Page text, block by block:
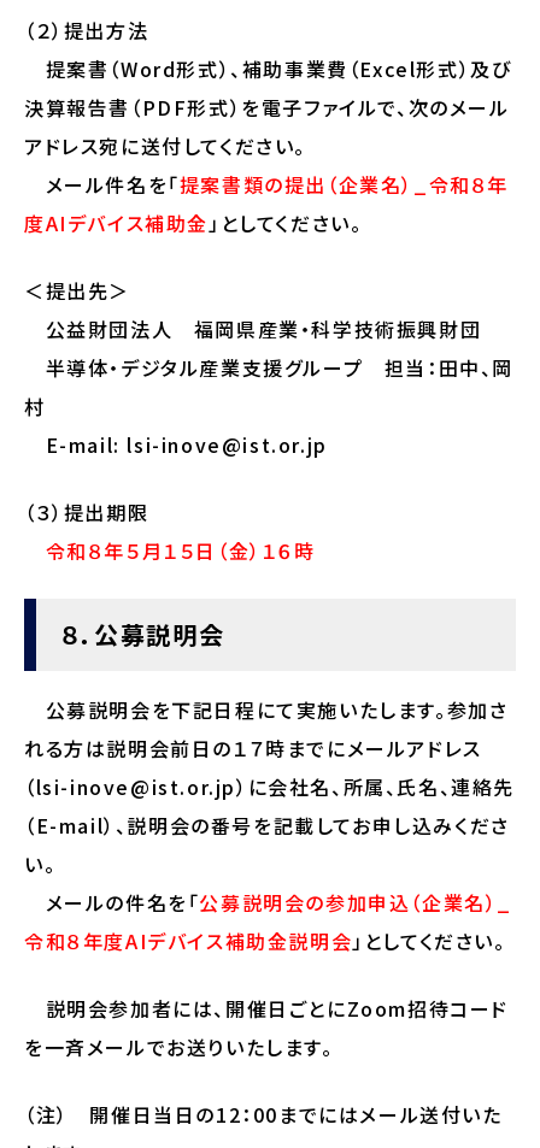
（２）提出方法
提案書（Word形式）、補助事業費（Excel形式）及び
決算報告書（PDF形式）を電子ファイルで、次のメール
アドレス宛に送付してください。
メール件名を「提案書類の提出（企業名）_令和８年
度AIデバイス補助金」としてください。
＜提出先＞
公益財団法人 福岡県産業・科学技術振興財団
半導体・デジタル産業支援グループ 担当：田中、岡
村
E-mail: lsi-inove@ist.or.jp
（３）提出期限
令和８年５月１５日（金）１６時
８．公募説明会
公募説明会を下記日程にて実施いたします。参加さ
れる方は説明会前日の１７時までにメールアドレス
（lsi-inove@ist.or.jp）に会社名、所属、氏名、連絡先
（E-mail）、説明会の番号を記載してお申し込みくださ
い。
メールの件名を「公募説明会の参加申込（企業名）_
令和８年度AIデバイス補助金説明会」としてください。
説明会参加者には、開催日ごとにZoom招待コード
を一斉メールでお送りいたします。
（注） 開催日当日の12：00までにはメール送付いた